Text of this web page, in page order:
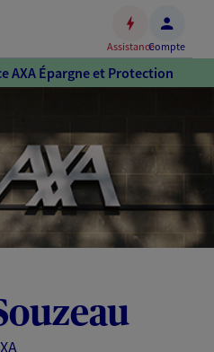
au
page
AssistanceCompte
AXA Épargne et Protection